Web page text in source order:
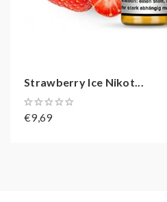
Strawberry Ice Nikot...
€9,69